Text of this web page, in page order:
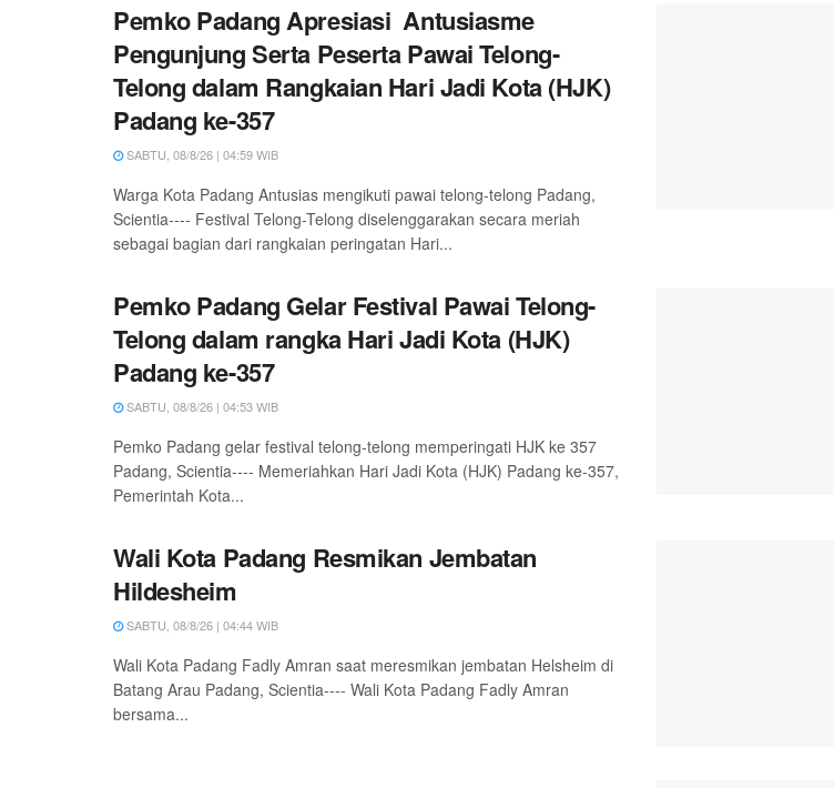
Pemko Padang Apresiasi Antusiasme
Pengunjung Serta Peserta Pawai Telong-
Telong dalam Rangkaian Hari Jadi Kota (HJK)
Padang ke-357
SABTU, 08/8/26 | 04:59 WIB
Warga Kota Padang Antusias mengikuti pawai telong-telong Padang,
Scientia---- Festival Telong-Telong diselenggarakan secara meriah
sebagai bagian dari rangkaian peringatan Hari...
Pemko Padang Gelar Festival Pawai Telong-
Telong dalam rangka Hari Jadi Kota (HJK)
Padang ke-357
SABTU, 08/8/26 | 04:53 WIB
Pemko Padang gelar festival telong-telong memperingati HJK ke 357
Padang, Scientia---- Memeriahkan Hari Jadi Kota (HJK) Padang ke-357,
Pemerintah Kota...
Wali Kota Padang Resmikan Jembatan
Hildesheim
SABTU, 08/8/26 | 04:44 WIB
Wali Kota Padang Fadly Amran saat meresmikan jembatan Helsheim di
Batang Arau Padang, Scientia---- Wali Kota Padang Fadly Amran
bersama...